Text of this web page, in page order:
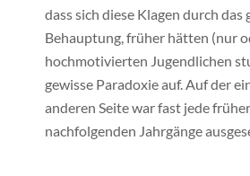
dass sich diese Klagen durch
Behauptung, früher hätten (nur
hochmotivierten Jugendlichen
gewisse Paradoxie auf. Auf der
anderen Seite war fast jede
nachfolgenden Jahrgänge